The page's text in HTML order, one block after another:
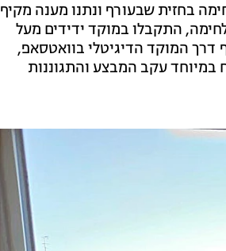
בחזית שבעורף ונתנו מענה מקיף
של אזרחי ישראל בכל רחבי הארץ. במהלך 12 ימי הלחימה, התקבלו במוקד ידידים מעל
לסיוע, 50 אלף מהן הגיעו דרך מוקד ידידים, כ-10 אלף דרך המוקד הדיגיטלי בוואטסאפ,
במיוחד עקב המבצע והתגוננות